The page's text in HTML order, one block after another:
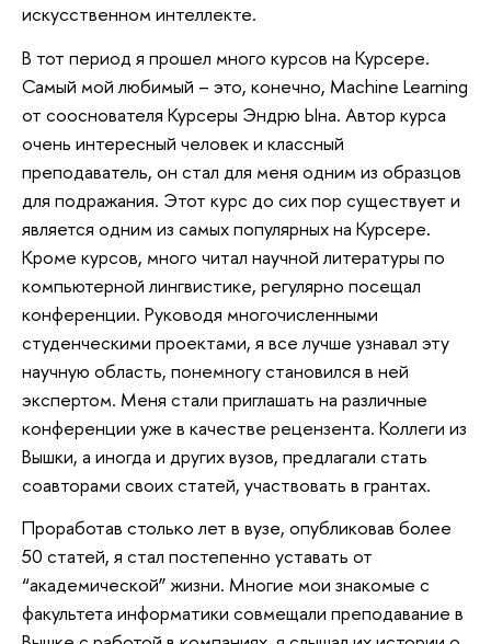
искусственном интеллекте.
В тот период я прошел много курсов на Курсере.
Самый мой любимый – это, конечно, Machine Learning
от сооснователя Курсеры Эндрю Ына. Автор курса
очень интересный человек и классный
преподаватель, он стал для меня одним из образцов
для подражания. Этот курс до сих пор существует и
является одним из самых популярных на Курсере.
Кроме курсов, много читал научной литературы по
компьютерной лингвистике, регулярно посещал
конференции. Руководя многочисленными
студенческими проектами, я все лучше узнавал эту
научную область, понемногу становился в ней
экспертом. Меня стали приглашать на различные
конференции уже в качестве рецензента. Коллеги из
Вышки, а иногда и других вузов, предлагали стать
соавторами своих статей, участвовать в грантах.
Проработав столько лет в вузе, опубликовав более
50 статей, я стал постепенно уставать от
“академической” жизни. Многие мои знакомые с
факультета информатики совмещали преподавание в